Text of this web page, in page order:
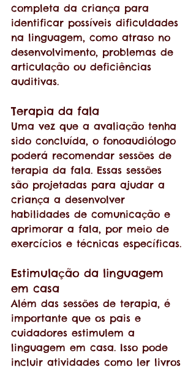
completa da criança para
identificar possíveis dificuldades
na linguagem, como atraso no
desenvolvimento, problemas de
articulação ou deficiências
auditivas.
Terapia da fala
Uma vez que a avaliação tenha
sido concluída, o fonoaudiólogo
poderá recomendar sessões de
terapia da fala. Essas sessões
são projetadas para ajudar a
criança a desenvolver
habilidades de comunicação e
aprimorar a fala, por meio de
exercícios e técnicas específicas.
Estimulação da linguagem
em casa
Além das sessões de terapia, é
importante que os pais e
cuidadores estimulem a
linguagem em casa. Isso pode
incluir atividades como ler livros